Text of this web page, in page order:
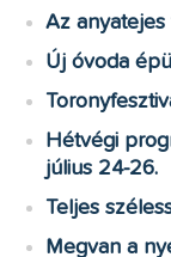
Az
Új óvoda
Hétvégi
július 24-26.
Teljes
Megvan a